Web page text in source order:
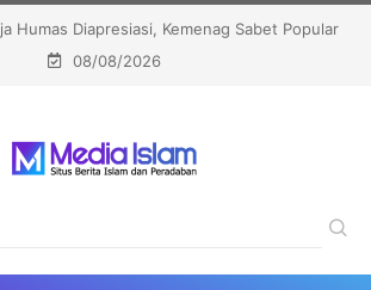
IKLHI 2026 Bukti Layanan Haji Kian Berkualitas
08/08/2026